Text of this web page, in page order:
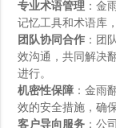
专业术语管理 ：金
记忆工具和术语库
团队协同合作 ：团
效沟通，共同解决
进行。
机密性保障 ：金雨
效的安全措施，确
客户导向服务 ：公